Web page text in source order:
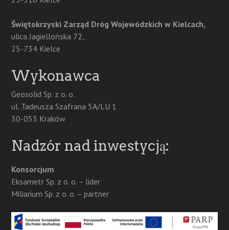
Świętokrzyski Zarząd Dróg Wojewódzkich w Kielcach,
ulica Jagiellońska 72,
25-734 Kielce
Wykonawca
Geosolid Sp. z o. o.
ul. Tadeusza Szafrana 5A/LU 1
30-053 Kraków
Nadzór nad inwestycją:
Konsorcjum
Eksametr Sp. z o. o. – lider
Miliarium Sp. z o. o. – partner